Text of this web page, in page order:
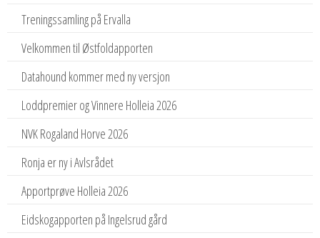
Treningssamling på Ervalla
Velkommen til Østfoldapporten
Datahound kommer med ny versjon
Loddpremier og Vinnere Holleia 2026
NVK Rogaland Horve 2026
Ronja er ny i Avlsrådet
Apportprøve Holleia 2026
Eidskogapporten på Ingelsrud gård